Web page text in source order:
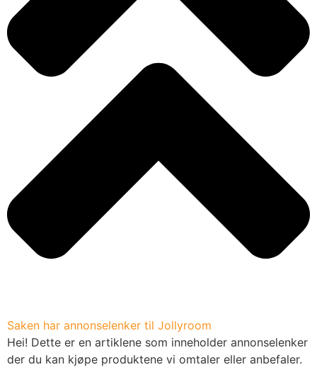
Saken har annonselenker til Jollyroom
Hei! Dette er en artiklene som inneholder annonselenker
der du kan kjøpe produktene vi omtaler eller anbefaler.